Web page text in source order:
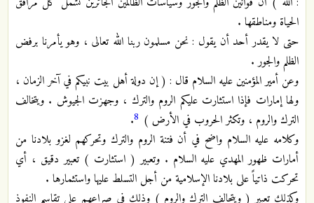
الحياة ومناطقها .
حتى لا يقدر أحد أن يقول : نحن مسلمون ربنا الله تعالى ، وهو يأمرنا برفض
الظلم والجور .
وعن أمير المؤمنين عليه السلام قال : ( إن دولة أهل بيت نبيكم في آخر الزمان ،
ولها إمارات فإذا استثارت عليكم الروم والترك ، وجهزت الجيوش . ويتخالف
الترك والروم ، وتكثر الحروب في الأرض ) 8
.
وكلامه عليه السلام واضح في أن فتنة الروم والترك وتحركهم لغزو بلادنا من
أمارات ظهور المهدي عليه السلام . وتعبير ( استثارت ) تعبير دقيق ، أي
تحركت ذاتياً على بلادنا الإسلامية من أجل التسلط عليها واستثمارها .
وكذلك تعبير ( ويتحالف الترك والروم ) وذلك في صراعهم على تقاسم النفوذ